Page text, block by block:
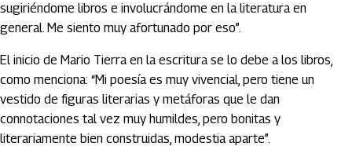
sugiriéndome libros e involucrándome en la literatura en
general. Me siento muy afortunado por eso”.
El inicio de Mario Tierra en la escritura se lo debe a los libros,
como menciona: “Mi poesía es muy vivencial, pero tiene un
vestido de figuras literarias y metáforas que le dan
connotaciones tal vez muy humildes, pero bonitas y
literariamente bien construidas, modestia aparte”.